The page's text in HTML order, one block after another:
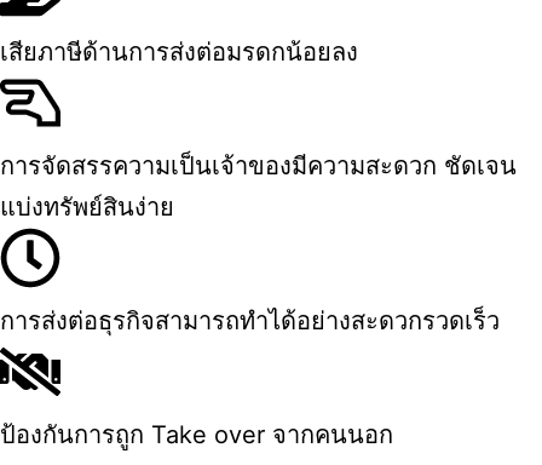
เสียภาษีด้านการส่งต่อมรดกน้อยลง
การจัดสรรความเป็นเจ้าของมีความสะดวก ชัดเจน
แบ่งทรัพย์สินง่าย
การส่งต่อธุรกิจสามารถทำได้อย่างสะดวกรวดเร็ว
ป้องกันการถูก Take over จากคนนอก